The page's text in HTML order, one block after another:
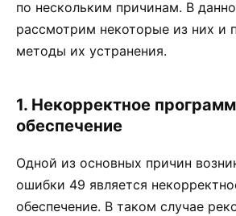
по нескольким причинам. В
рассмотрим некоторые из них и
методы их устранения.
1. Некорректное
обеспечение
Одной из основных причин
ошибки 49 является
обеспечение. В таком случае